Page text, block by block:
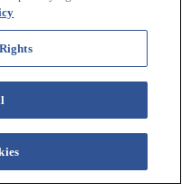
Resort específico. Para
de accesibilidad, revise